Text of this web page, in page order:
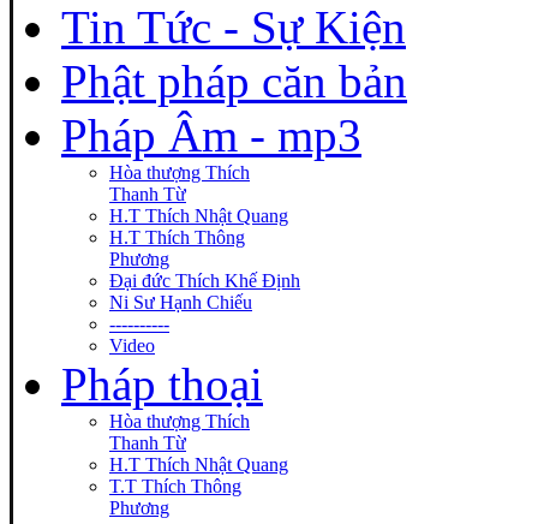
Tin Tức - Sự Kiện
Phật pháp căn bản
Pháp Âm - mp3
Hòa thượng Thích
Thanh Từ
H.T Thích Nhật Quang
H.T Thích Thông
Phương
Đại đức Thích Khế Định
Ni Sư Hạnh Chiếu
----------
Video
Pháp thoại
Hòa thượng Thích
Thanh Từ
H.T Thích Nhật Quang
T.T Thích Thông
Phương